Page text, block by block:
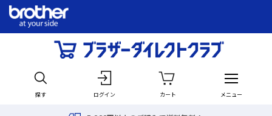
探す ログイン カート メニュー